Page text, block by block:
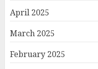
April 2025
March 2025
February 2025